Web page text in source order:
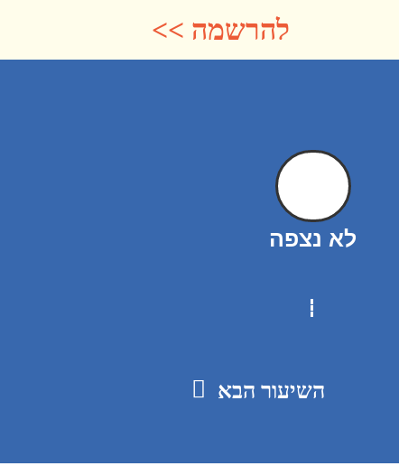
להרשמה >>
לא נצפה
השיעור הבא